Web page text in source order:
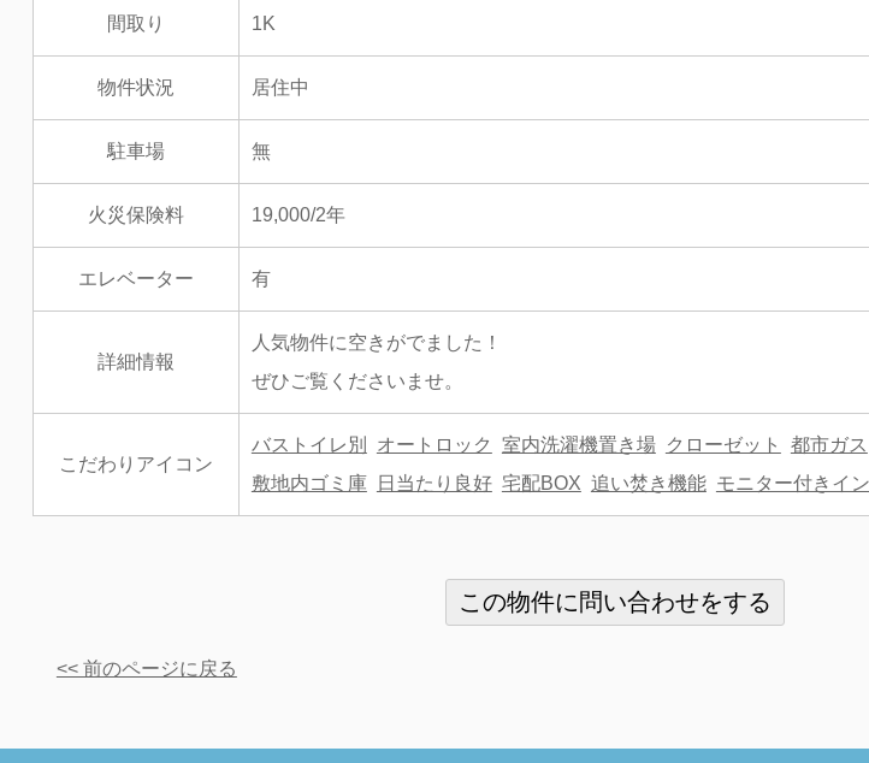
間取り 1K
物件状況 居住中
駐車場 無
火災保険料 19,000/2年
エレベーター 有
詳細情報
人気物件に空きがでました！
ぜひご覧くださいませ。
こだわりアイコン
バストイレ別 オートロック 室内洗濯機置き場 クローゼット 都市ガス
敷地内ゴミ庫
日当たり良好 宅配BOX 追い焚き機能 モニター付きイ
<< 前のページに戻る